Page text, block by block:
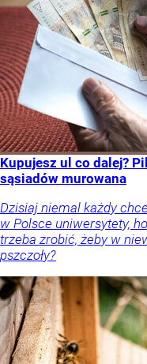
Kupujesz ul co dalej?
sąsiadów murowana
Dzisiaj niemal każdy
w Polsce uniwersytety,
trzeba zrobić, żeby w
pszczoły?